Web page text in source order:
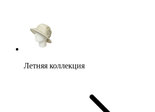
Летняя коллекция